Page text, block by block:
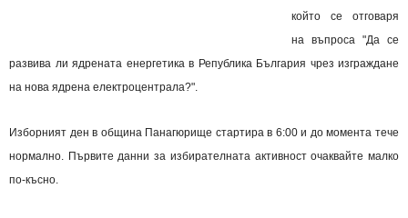
който се отговаря
на въпроса "Да се
развива ли ядрената енергетика в Република България чрез изграждане
на нова ядрена електроцентрала?".
Изборният ден в община Панагюрище стартира в 6:00 и до момента тече
нормално. Първите данни за избирателната активност очаквайте малко
по-късно.